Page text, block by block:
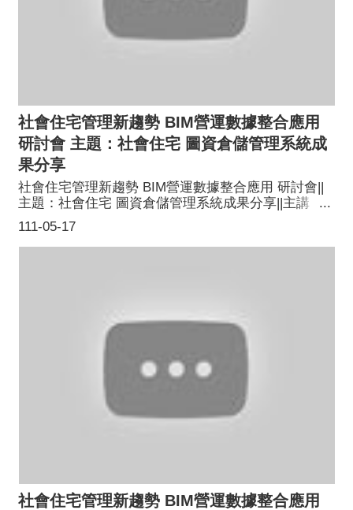
社會住宅管理新趨勢 BIM營運數據整合應用
研討會 主題：社會住宅 圖資倉儲管理系統成
果分享
111-05-17
社會住宅管理新趨勢 BIM營運數據整合應用 研討會||
主題：社會住宅 圖資倉儲管理系統成果分享||主講
人：財團法人臺灣營建研究院 謝禎謙專案副理
社會住宅管理新趨勢 BIM營運數據整合應用